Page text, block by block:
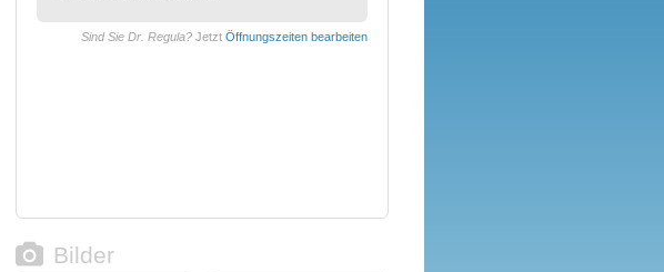
Sind Sie Dr. Regula? Jetzt Öffnungszeiten bearbeiten
Bilder